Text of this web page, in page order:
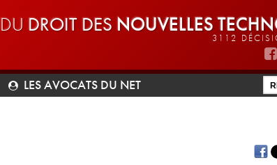
DROIT DES NOUVELLES
3112
LES AVOCATS DU NET